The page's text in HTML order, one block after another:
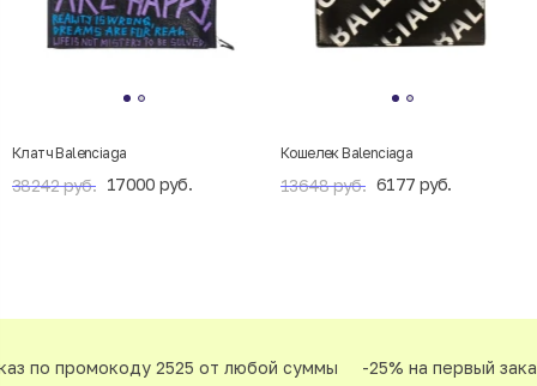
Клатч Balenciaga
38242 руб. 17000 руб.
Кошелек Balenciaga
13648 руб. 6177 руб.
по промокоду 2525 от любой суммы -25% на первый